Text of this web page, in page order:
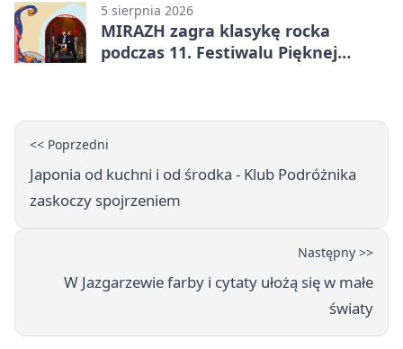
5 sierpnia 2026
MIRAZH zagra klasykę rocka
podczas 11. Festiwalu Pięknej
<< Poprzedni
Japonia od kuchni i od środka - Klub Podróżnika
zaskoczy spojrzeniem
Następny >>
W Jazgarzewie farby i cytaty ułożą się w małe
światy